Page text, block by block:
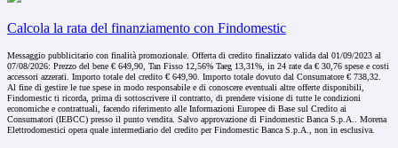
Calcola la rata del finanziamento con Findomestic
Messaggio pubblicitario con finalità promozionale. Offerta di credito finalizzato valida dal 01/09/2023 al
07/08/2026: Prezzo del bene € 649,90, Tan Fisso 12,56% Taeg 13,31%, in 24 rate da € 30,76 spese e costi
accessori azzerati. Importo totale del credito € 649,90. Importo totale dovuto dal Consumatore € 738,32.
Al fine di gestire le tue spese in modo responsabile e di conoscere eventuali altre offerte disponibili,
Findomestic ti ricorda, prima di sottoscrivere il contratto, di prendere visione di tutte le condizioni
economiche e contrattuali, facendo riferimento alle Informazioni Europee di Base sul Credito ai
Consumatori (IEBCC) presso il punto vendita. Salvo approvazione di Findomestic Banca S.p.A.. Morena
Elettrodomestici opera quale intermediario del credito per Findomestic Banca S.p.A., non in esclusiva.